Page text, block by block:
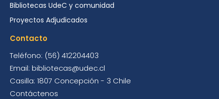
Bibliotecas UdeC y comunidad
Proyectos Adjudicados
Contacto
Teléfono: (56) 412204403
Email: bibliotecas@udec.cl
Casilla: 1807 Concepción - 3 Chile
Contáctenos